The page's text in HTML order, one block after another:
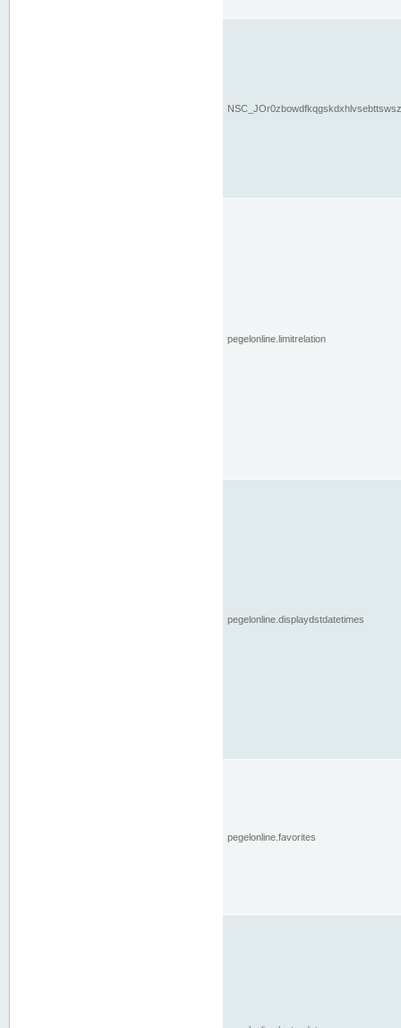
pegelonline.limitrelation
pegelonline.displaydstdatetimes
pegelonline.favorites